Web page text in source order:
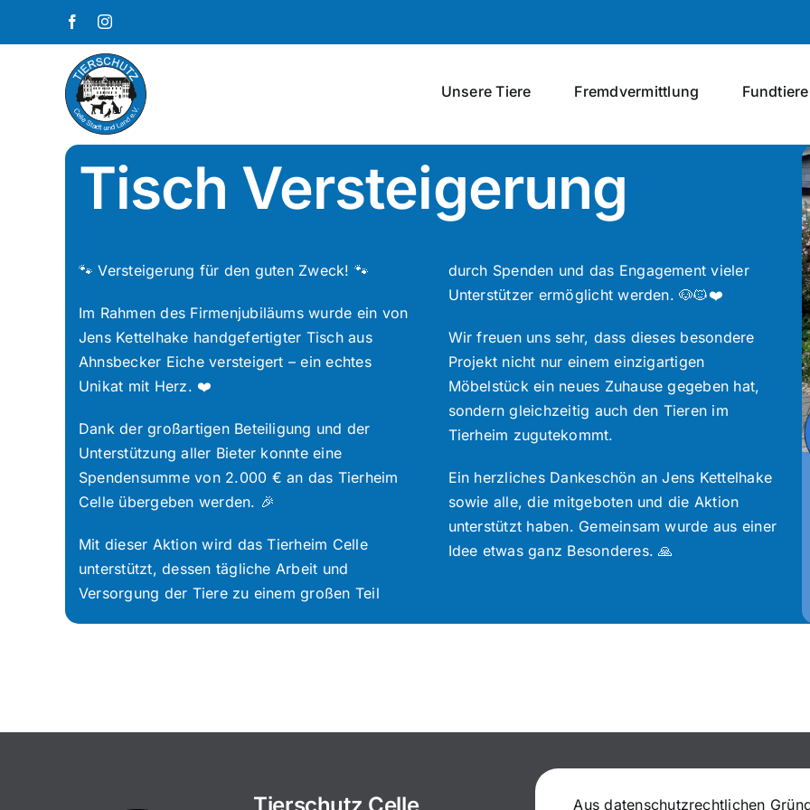
FacebookInstagram
Unsere Tiere Fremdvermittlung Fundtiere
Tisch Versteigerung
🐾 Versteigerung für den guten Zweck! 🐾
Im Rahmen des Firmenjubiläums wurde ein von
Jens Kettelhake handgefertigter Tisch aus
Ahnsbecker Eiche versteigert – ein echtes
Unikat mit Herz. ❤️
Dank der großartigen Beteiligung und der
Unterstützung aller Bieter konnte eine
Spendensumme von 2.000 € an das Tierheim
Celle übergeben werden. 🎉
Mit dieser Aktion wird das Tierheim Celle
unterstützt, dessen tägliche Arbeit und
Versorgung der Tiere zu einem großen Teil
durch Spenden und das Engagement vieler
Unterstützer ermöglicht werden. 🐶🐱❤️
Wir freuen uns sehr, dass dieses besondere
Projekt nicht nur einem einzigartigen
Möbelstück ein neues Zuhause gegeben hat,
sondern gleichzeitig auch den Tieren im
Tierheim zugutekommt.
Ein herzliches Dankeschön an Jens Kettelhake
sowie alle, die mitgeboten und die Aktion
unterstützt haben. Gemeinsam wurde aus einer
Idee etwas ganz Besonderes. 🙏
Aus datenschutzrechtlichen